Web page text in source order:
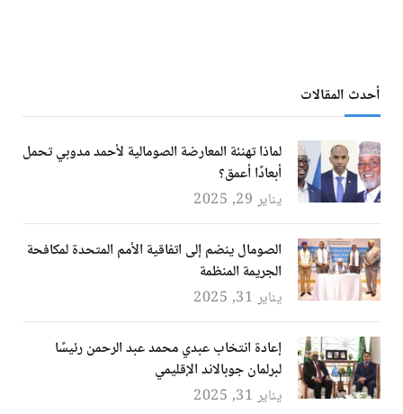
أحدث المقالات
لماذا تهنئة المعارضة الصومالية لأحمد مدوبي تحمل
أبعادًا أعمق؟
يناير 29, 2025
الصومال ينضم إلى اتفاقية الأمم المتحدة لمكافحة
الجريمة المنظمة
يناير 31, 2025
إعادة انتخاب عبدي محمد عبد الرحمن رئيسًا
لبرلمان جوبالاند الإقليمي
يناير 31, 2025